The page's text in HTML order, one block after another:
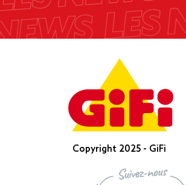
Copyright 2025 - GiFi